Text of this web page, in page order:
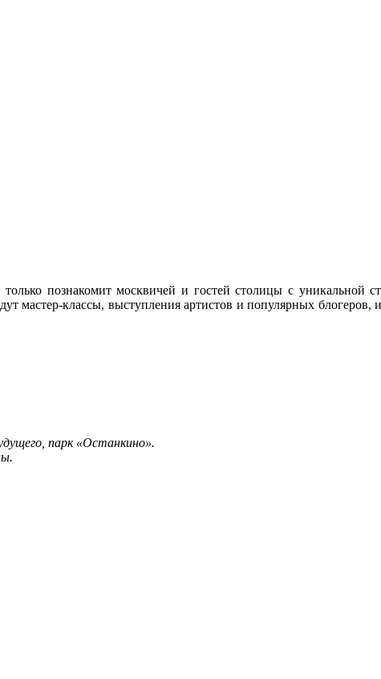
познакомит москвичей и гостей столицы с уникальной
мастер-классы, выступления артистов и популярных блогеров,
парк «Останкино».